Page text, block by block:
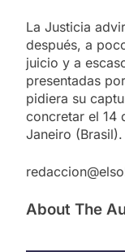
La Justicia
después, a
juicio y a
presentadas
pidiera su
concretar el 14
Janeiro (Brasil).
About The